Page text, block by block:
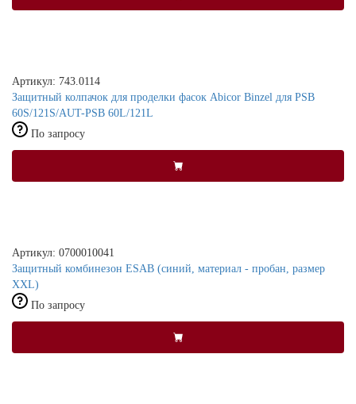
Артикул: 743.0114
Защитный колпачок для проделки фасок Abicor Binzel для PSB
60S/121S/AUT-PSB 60L/121L
По запросу
Артикул: 0700010041
Защитный комбинезон ESAB (синий, материал - пробан, размер
XXL)
По запросу